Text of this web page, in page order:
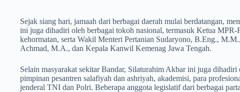
Sejak siang hari, jamaah dari berbagai daerah mulai berdatangan,
ini juga dihadiri oleh berbagai tokoh nasional, termasuk Ketua
kehormatan, serta Wakil Menteri Pertanian Sudaryono, B.Eng.,
Achmad, M.A., dan Kepala Kanwil Kemenag Jawa Tengah.
Selain masyarakat sekitar Bandar, Silaturahim Akbar ini juga
pimpinan pesantren salafiyah dan ashriyah, akademisi, para
jenderal TNI dan Polri. Beberapa anggota legislatif dari berbagai